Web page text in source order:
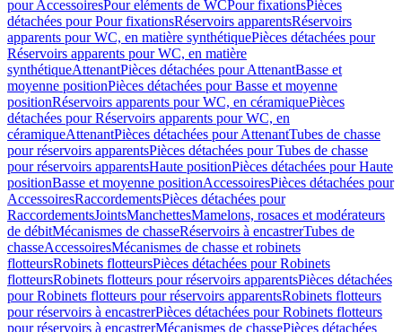
pour AccessoiresPour eléments de WCPour fixationsPièces
détachées pour Pour fixationsRéservoirs apparentsRéservoirs
apparents pour WC, en matière synthétiquePièces détachées pour
Réservoirs apparents pour WC, en matière
synthétiqueAttenantPièces détachées pour AttenantBasse et
moyenne positionPièces détachées pour Basse et moyenne
positionRéservoirs apparents pour WC, en céramiquePièces
détachées pour Réservoirs apparents pour WC, en
céramiqueAttenantPièces détachées pour AttenantTubes de chasse
pour réservoirs apparentsPièces détachées pour Tubes de chasse
pour réservoirs apparentsHaute positionPièces détachées pour Haute
positionBasse et moyenne positionAccessoiresPièces détachées pour
AccessoiresRaccordementsPièces détachées pour
RaccordementsJointsManchettesMamelons, rosaces et modérateurs
de débitMécanismes de chasseRéservoirs à encastrerTubes de
chasseAccessoiresMécanismes de chasse et robinets
flotteursRobinets flotteursPièces détachées pour Robinets
flotteursRobinets flotteurs pour réservoirs apparentsPièces détachées
pour Robinets flotteurs pour réservoirs apparentsRobinets flotteurs
pour réservoirs à encastrerPièces détachées pour Robinets flotteurs
pour réservoirs à encastrerMécanismes de chassePièces détachées